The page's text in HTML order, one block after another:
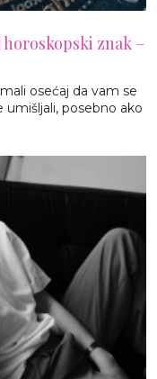
horoskopski znak –
osećaj da vam se
umišljali, posebno ako